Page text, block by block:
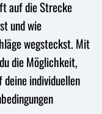
auf die Strecke
und wie
wegsteckst. Mit
die Möglichkeit,
individuellen